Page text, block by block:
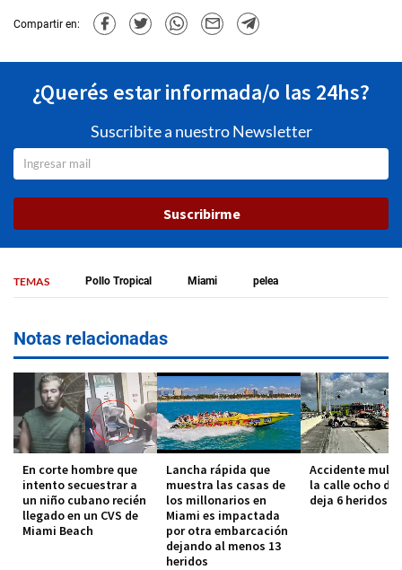
Compartir en:
¿Querés estar informada/o las 24hs?
Suscribite a nuestro Newsletter
Suscribirme
TEMAS Pollo Tropical Miami pelea
Notas relacionadas
En corte hombre que
intento secuestrar a
un niño cubano recién
llegado en un CVS de
Miami Beach
Lancha rápida que
muestra las casas de
los millonarios en
Miami es impactada
por otra embarcación
dejando al menos 13
heridos
Accidente
la calle ocho de
deja 6 heridos